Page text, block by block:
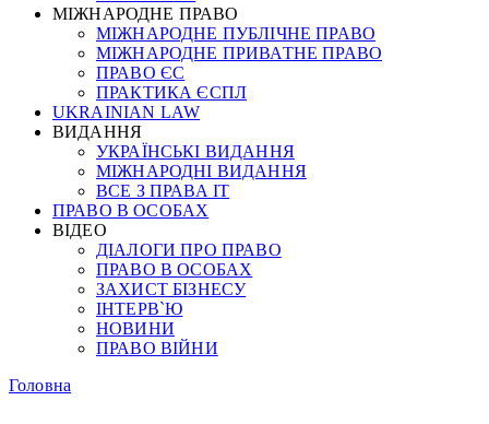
МІЖНАРОДНЕ ПРАВО
МІЖНАРОДНЕ ПУБЛІЧНЕ ПРАВО
МІЖНАРОДНЕ ПРИВАТНЕ ПРАВО
ПРАВО ЄС
ПРАКТИКА ЄСПЛ
UKRAINIAN LAW
ВИДАННЯ
УКРАЇНСЬКІ ВИДАННЯ
МІЖНАРОДНІ ВИДАННЯ
ВСЕ З ПРАВА ІТ
ПРАВО В ОСОБАХ
ВІДЕО
ДІАЛОГИ ПРО ПРАВО
ПРАВО В ОСОБАХ
ЗАХИСТ БІЗНЕСУ
ІНТЕРВ`Ю
НОВИНИ
ПРАВО ВІЙНИ
Головна